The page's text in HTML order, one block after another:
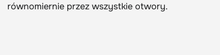
równomiernie przez wszystkie otwory.